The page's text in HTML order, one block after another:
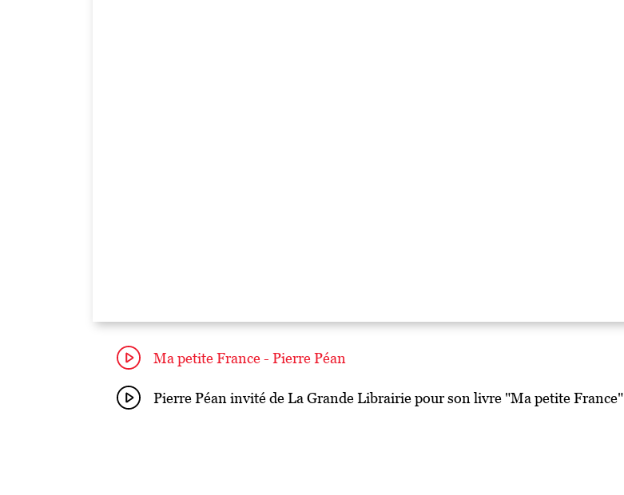
Ma petite France - Pierre Péan
Pierre Péan invité de La Grande Librairie pour son livre "Ma petite France"